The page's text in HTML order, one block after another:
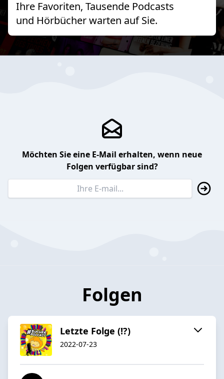
Ihre Favoriten, Tausende Podcasts
und Hörbücher warten auf Sie.
Möchten Sie eine E-Mail erhalten, wenn neue
Folgen verfügbar sind?
Folgen
Letzte Folge (!?)
2022-07-23